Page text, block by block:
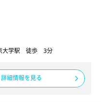
大学駅 徒歩 3分
詳細情報を見る